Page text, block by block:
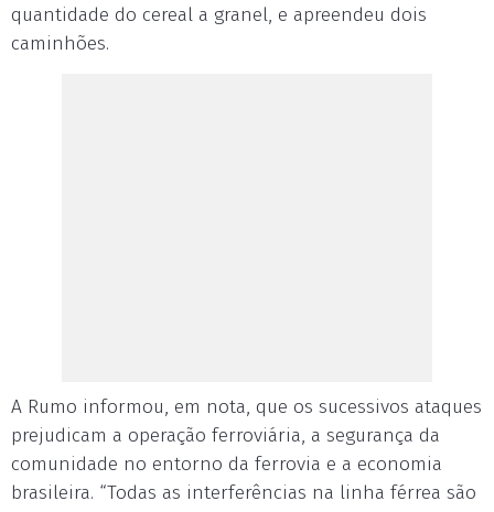
quantidade do cereal a granel, e apreendeu dois
caminhões.
A Rumo informou, em nota, que os sucessivos ataques
prejudicam a operação ferroviária, a segurança da
comunidade no entorno da ferrovia e a economia
brasileira. “Todas as interferências na linha férrea são